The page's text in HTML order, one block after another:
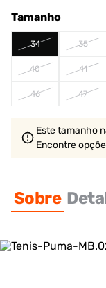
Tamanho
34 35
40 41
46 47
Este tamanho
Encontre
Sobre